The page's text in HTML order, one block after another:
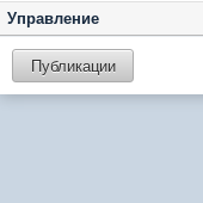
Управление
Публикации